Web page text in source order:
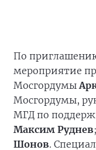
По
мероприятие
Мосгордумы
Мосгордумы,
МГД по
Максим Руднев
Шонов.